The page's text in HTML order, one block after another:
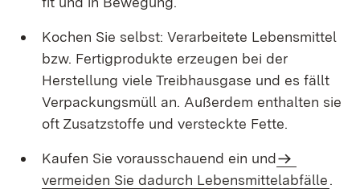
Kochen Sie selbst: Verarbeitete Lebensmittel
bzw. Fertigprodukte erzeugen bei der
Herstellung viele Treibhausgase und es fällt
Verpackungsmüll an. Außerdem enthalten sie
oft Zusatzstoffe und versteckte Fette.
Kaufen Sie vorausschauend ein und
vermeiden Sie dadurch Lebensmittelabfälle.